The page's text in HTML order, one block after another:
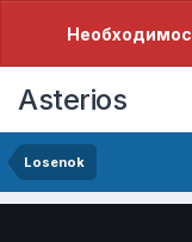
Asterios
Losenok